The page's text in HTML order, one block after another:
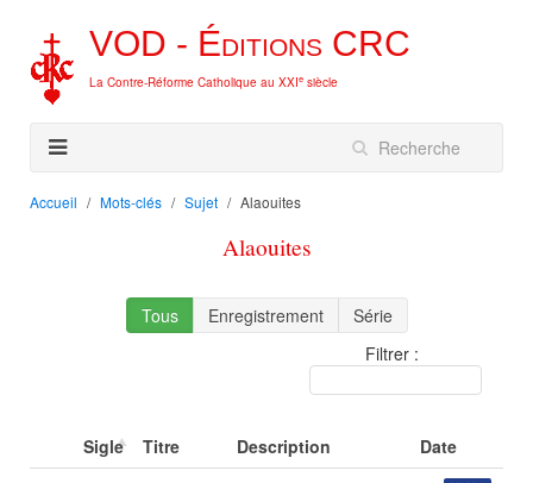
VOD - Éditions CRC
La Contre-Réforme Catholique au XXIe siècle
Accueil Mots-clés Sujet Alaouites
Alaouites
Tous Enregistrement
Série
Filtrer :
Sigle Titre Description
Date